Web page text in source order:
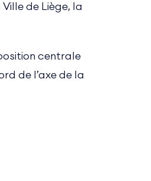
de Liège, la
centrale
de l’axe de la